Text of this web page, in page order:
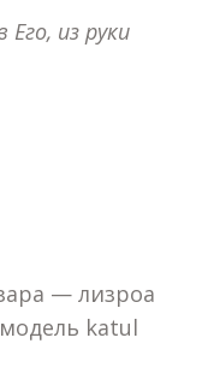
из руки
katul